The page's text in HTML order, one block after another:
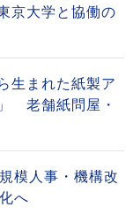
京大学と協働の
生まれた紙製ア
老舗紙問屋・
模人事・機構改
へ